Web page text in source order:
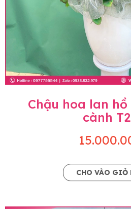
Chậu hoa lan
cành
CHO VÀO GIỎ